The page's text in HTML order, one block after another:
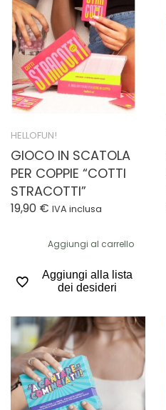
HELLOFUN!
GIOCO IN SCATOLA
PER COPPIE “COTTI
STRACOTTI”
19,90 € IVA inclusa
Aggiungi al carrello
Aggiungi alla lista
dei desideri